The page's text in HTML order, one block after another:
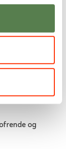
kan nettopp
er
i tillegg
med å trekke
åtte år, som en
og